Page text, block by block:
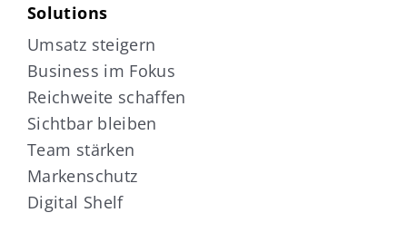
Solutions
Umsatz steigern
Business im Fokus
Reichweite schaffen
Sichtbar bleiben
Team stärken
Markenschutz
Digital Shelf